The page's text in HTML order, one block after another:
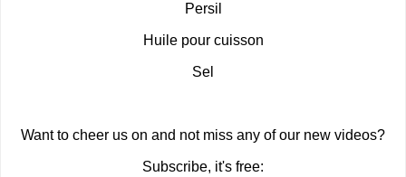
Persil
Huile pour cuisson
Sel
Want to cheer us on and not miss any of our new videos?
Subscribe, it's free: